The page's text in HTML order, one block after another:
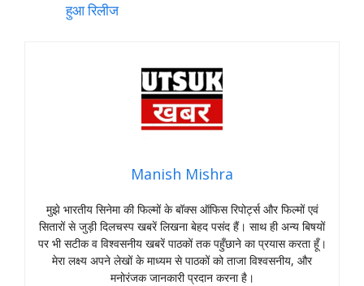
हुआ रिलीज
Manish Mishra
मुझे भारतीय सिनेमा की फिल्मों के बॉक्स ऑफिस रिपोर्ट्स और फिल्मों एवं
सितारों से जुड़ी दिलचस्प खबरें लिखना बेहद पसंद हैं। साथ ही अन्य बिषयों
पर भी सटीक व विश्वसनीय खबरें पाठकों तक पहुँछाने का प्रयास करता हूँ।
मेरा लक्ष्य अपने लेखों के माध्यम से पाठकों को ताजा विश्वसनीय, और
मनोरंजक जानकारी प्रदान करना है।